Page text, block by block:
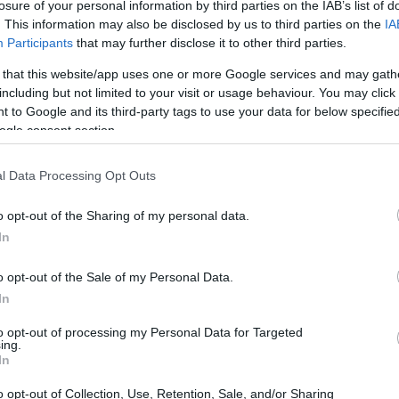
of your personal information by third parties on the IAB’s list of
This information may also be disclosed by us to third parties on the
Participants that may further disclose it to other third parties.
that this website/app uses one or more Google services and may
but not limited to your visit or usage behaviour. You may
to Google and its third-party tags to use your data for below
consent section.
Data Processing Opt Outs
opt-out of the Sharing of my personal data.
opt-out of the Sale of my Personal Data.
opt-out of processing my Personal Data for Targeted
opt-out of Collection, Use, Retention, Sale, and/or Sharing
se ha convertido en un tema crucial en el
política. Este programa no solo busca
que también se enfrenta a la resistencia de
socavarlo. La lucha por la implementación y la
que enfrenta la democracia en un mundo
en la política.